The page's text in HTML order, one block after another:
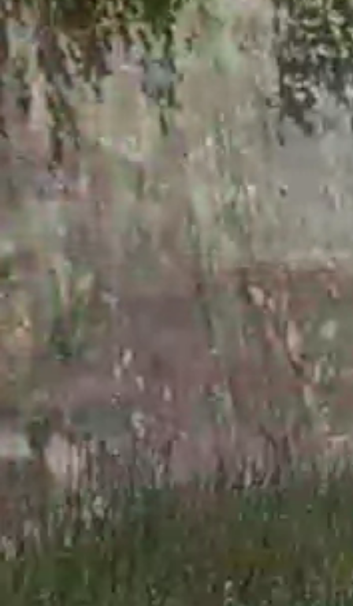
Poplatky za služby
Tlačivá
Kalendár vývozov
Modrovské noviny
Fotogalérie
Ako vybaviť
Oznamy
Aktuality
Úradná tabuľa
Archív
Povinné zverejňovanie
Zmluvy CRZ dodávateľské
Zmluvy CRZ objednavateľské
Zmluvy do 2022
Organizácie
Rímsko-katolícka cirkev
Urbárské spoločnosti
MO Matica slovenská
Modrovanky-Krojovanky
Modrovská dychovka
Senior Modrová
Materská škola
OZ MŠ Modrová
Šport
Futbal
ŠK Modrová
Stolný tenis
Jednota dôchodcov
Služby
Pošta
Autoservisy